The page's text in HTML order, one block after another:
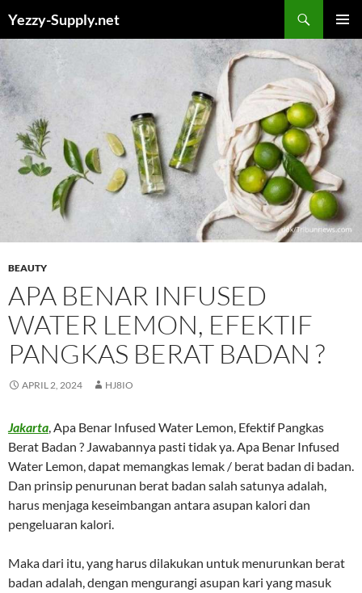
content
Yezzy-Supply.net
MENU
BEAUTY
APA BENAR INFUSED
WATER LEMON, EFEKTIF
PANGKAS BERAT BADAN ?
APRIL 2, 2024 HJ8IO
Jakarta, Apa Benar Infused Water Lemon, Efektif Pangkas
Berat Badan ? Jawabannya pasti tidak ya. Apa Benar Infused
Water Lemon, dapat memangkas lemak / berat badan di badan.
Dan prinsip penurunan berat badan salah satunya adalah,
harus menjaga keseimbangan antara asupan kalori dan
pengeluaran kalori.
Maka dari itu, yang harus dilakukan untuk menurunkan berat
badan adalah, dengan mengurangi asupan kari yang masuk